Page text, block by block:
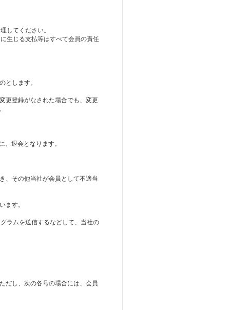
してください。
生じる支払等はすべて会員の責任
します。
更登録がなされた場合でも、変更
退会となります。
、その他当社が会員として不適当
す。
ラムを送信するなどして、当社の
だし、次の各号の場合には、会員